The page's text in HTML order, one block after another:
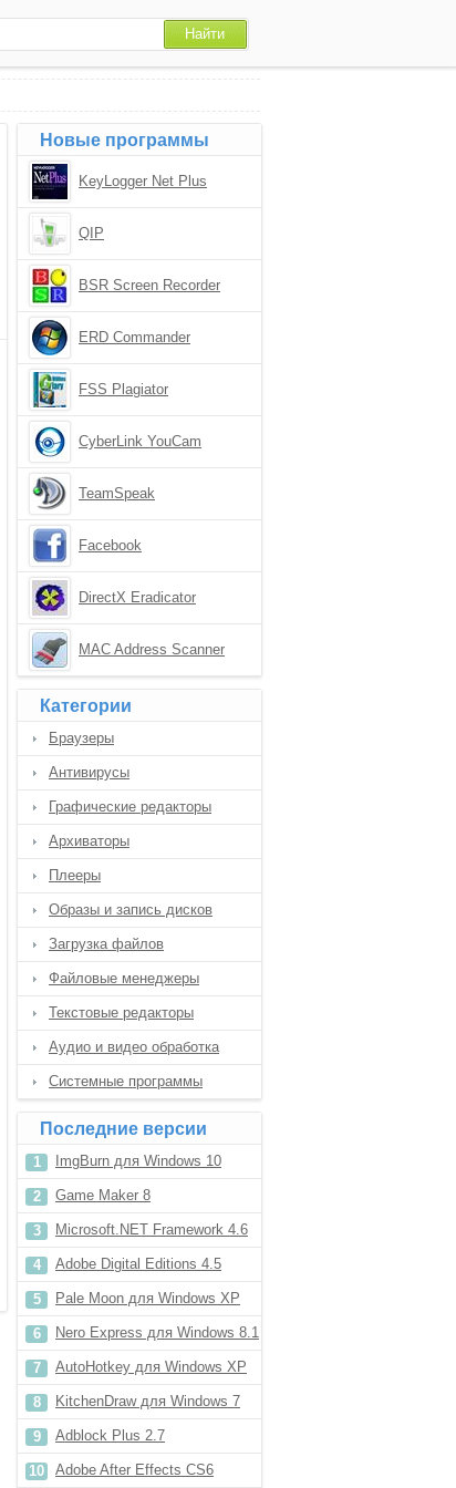
Новые программы
KeyLogger Net Plus
QIP
BSR Screen Recorder
ERD Commander
FSS Plagiator
CyberLink YouCam
TeamSpeak
Facebook
DirectX Eradicator
MAC Address Scanner
Категории
Браузеры
Антивирусы
Графические редакторы
Архиваторы
Плееры
Образы и запись дисков
Загрузка файлов
Файловые менеджеры
Текстовые редакторы
Аудио и видео обработка
Системные программы
Последние версии
ImgBurn для Windows 10
Game Maker 8
Microsoft.NET Framework 4.6
Adobe Digital Editions 4.5
Pale Moon для Windows XP
Nero Express для Windows 8.1
AutoHotkey для Windows XP
KitchenDraw для Windows 7
Adblock Plus 2.7
Adobe After Effects CS6